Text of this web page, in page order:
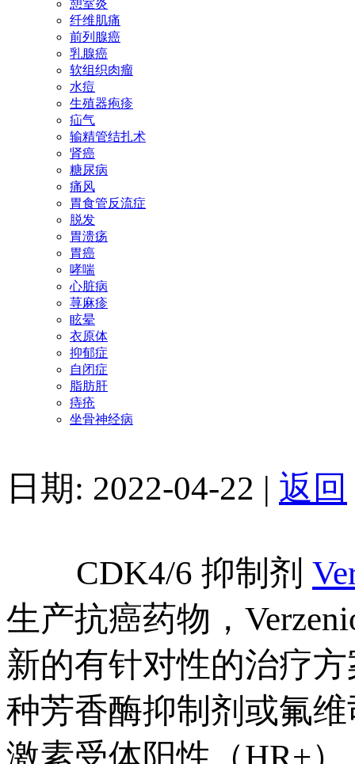
憩室炎
纤维肌痛
前列腺癌
乳腺癌
软组织肉瘤
水痘
生殖器疱疹
疝气
输精管结扎术
肾癌
糖尿病
痛风
胃食管反流症
脱发
胃溃疡
胃癌
哮喘
心脏病
荨麻疹
眩晕
衣原体
抑郁症
自闭症
脂肪肝
痔疮
坐骨神经病
日期: 2022-04-22 | 返回
CDK4/6 抑制剂
生产抗癌药物，
新的有针对性的治疗
种芳香酶抑制剂或氟
激素受体阳性（HR+